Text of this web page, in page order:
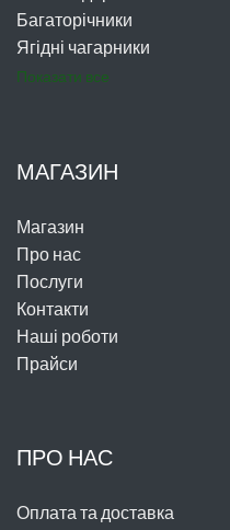
Багаторічники
Ягідні чагарники
Показати все
МАГАЗИН
Магазин
Про нас
Послуги
Контакти
Наші роботи
Прайси
ПРО НАС
Оплата та доставка